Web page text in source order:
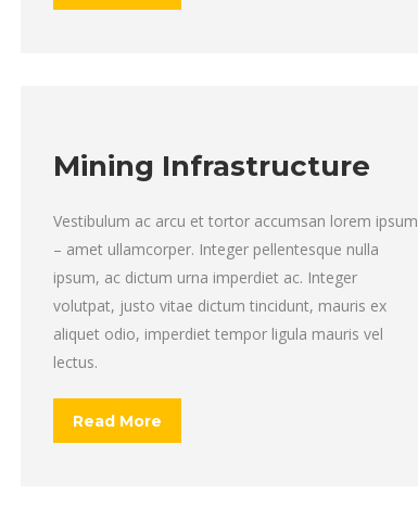
Mining Infrastructure
Vestibulum ac arcu et tortor accumsan lorem ipsum
– amet ullamcorper. Integer pellentesque nulla
ipsum, ac dictum urna imperdiet ac. Integer
volutpat, justo vitae dictum tincidunt, mauris ex
aliquet odio, imperdiet tempor ligula mauris vel
lectus.
Read More